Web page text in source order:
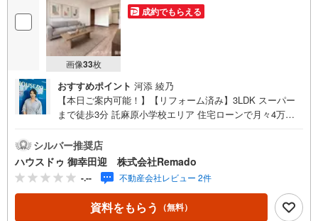
画像33枚
成約でもらえる
おすすめポイント 河添 綾乃
【本日ご案内可能！】【リフォーム済み】3LDK スーパー
まで徒歩3分 託麻原小学校エリア 住宅ローンで月々4万円
実績】「どこで買うか」で、不動産購入の満足度は変わり
ます家探しは、物件探し以上に「パートナー選び」が重
要！熊本エリアを知り尽くした私たちが、物件探しから資
金計画、引き渡しまでトータルサポートします 【購入総額
の限界へ挑戦】売主様への価格交渉も弊社の得意分野で
す！さらにオプション費用（エアコン、網戸、太陽光等）
シルバー推奨店
ハウスドゥ 御幸田迎 株式会社Remado
-.-- 不動産会社レビュー 2件
資料をもらう （無料）